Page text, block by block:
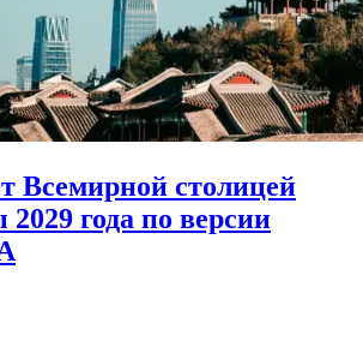
Всемирной столицей
года по версии